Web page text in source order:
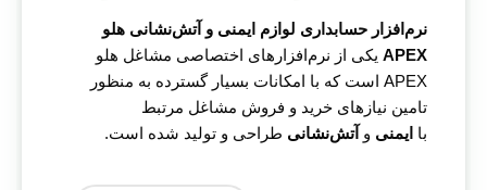
نرم‌افزار حسابداری لوازم ایمنی و آتش‌نشانی هلو
APEX یکی از نرم‌افزارهای اختصاصی مشاغل هلو
APEX است که با امکانات بسیار گسترده به منظور
تامین نیازهای خرید و فروش مشاغل مرتبط
با ایمنی و آتش‌نشانی طراحی و تولید شده است.